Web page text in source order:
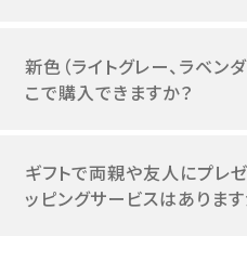
新色（ライトグレー、ラベン
こで購入できますか？
ギフトで両親や友人にプレ
ッピングサービスはあります